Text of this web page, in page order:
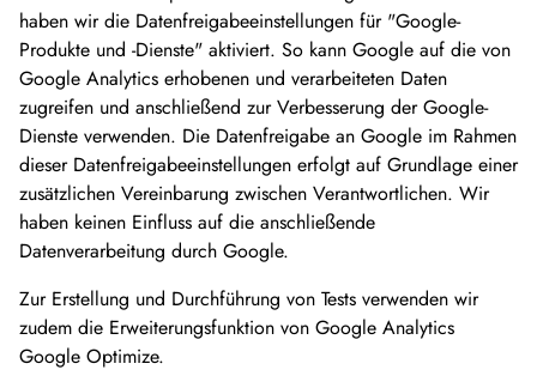
haben wir die Datenfreigabeeinstellungen für "Google-
Produkte und -Dienste" aktiviert. So kann Google auf die von
Google Analytics erhobenen und verarbeiteten Daten
zugreifen und anschließend zur Verbesserung der Google-
Dienste verwenden. Die Datenfreigabe an Google im Rahmen
dieser Datenfreigabeeinstellungen erfolgt auf Grundlage einer
zusätzlichen Vereinbarung zwischen Verantwortlichen. Wir
haben keinen Einfluss auf die anschließende
Datenverarbeitung durch Google.
Zur Erstellung und Durchführung von Tests verwenden wir
zudem die Erweiterungsfunktion von Google Analytics
Google Optimize.